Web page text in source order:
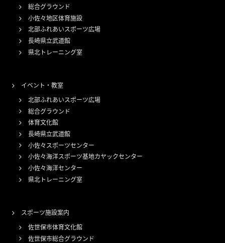
総合グラウンド
小佐々地区体育施設
北部ふれあいスポーツ広場
長崎県立武道館
県北トレーニング室
イベント・教室
北部ふれあいスポーツ広場
総合グラウンド
体育文化館
長崎県立武道館
小佐々スポーツセンター
小佐々海洋スポーツ基地カヤックセンター
小佐々海洋センター
県北トレーニング室
スポーツ施設案内
佐世保市体育文化館
佐世保市総合グラウンド